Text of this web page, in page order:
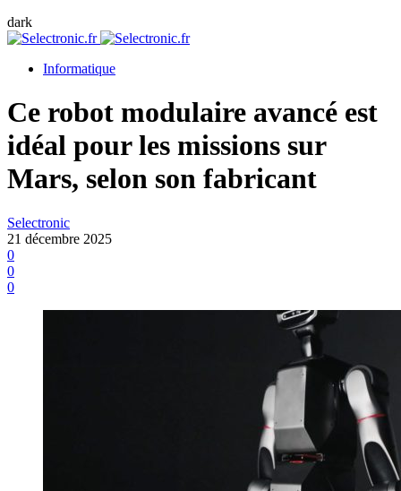
dark
Informatique
Ce robot modulaire avancé est
idéal pour les missions sur
Mars, selon son fabricant
Selectronic
21 décembre 2025
0
0
0